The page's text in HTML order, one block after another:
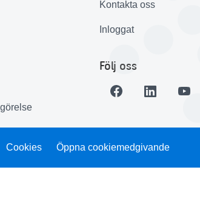
Kontakta oss
Inloggat
Följ oss
Cookies Öppna cookiemedgivande